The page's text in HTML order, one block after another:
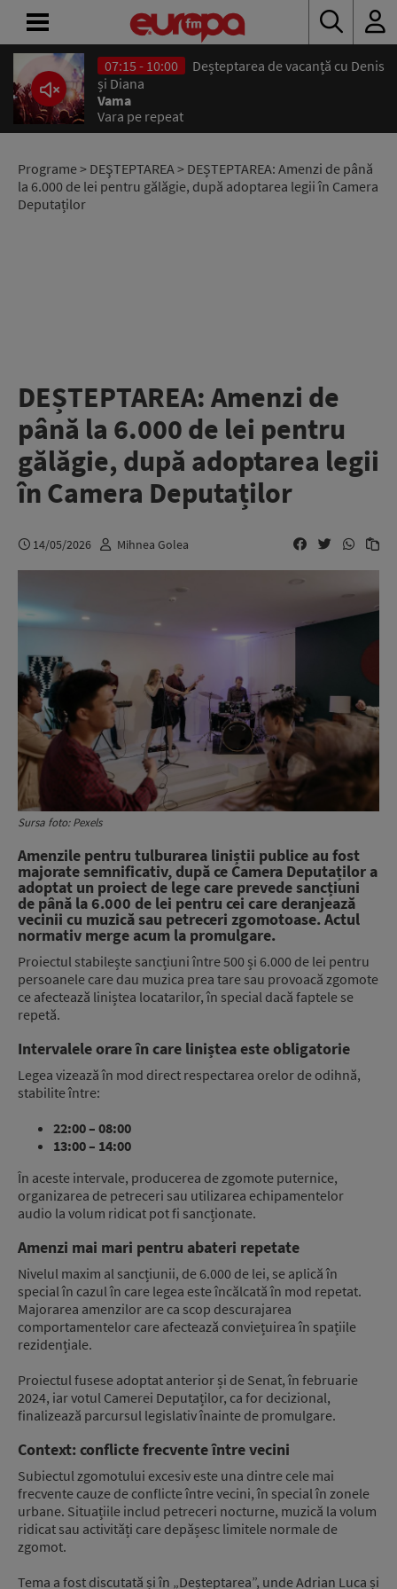
07:15 - 10:00
Deșteptarea de vacanță cu Denis
și Diana
Vama
Vara pe repeat
Programe> DEŞTEPTAREA> DEȘTEPTAREA: Amenzi de până
la 6.000 de lei pentru gălăgie, după adoptarea legii în Camera
Deputaților
DEȘTEPTAREA: Amenzi de
până la 6.000 de lei pentru
gălăgie, după adoptarea legii
în Camera Deputaților
14/05/2026 Mihnea Golea
Sursa foto: Pexels
Amenzile pentru tulburarea liniștii publice au fost
majorate semnificativ, după ce Camera Deputaților a
adoptat un proiect de lege care prevede sancțiuni
de până la 6.000 de lei pentru cei care deranjează
vecinii cu muzică sau petreceri zgomotoase. Actul
normativ merge acum la promulgare.
Proiectul stabilește sancțiuni între 500 și 6.000 de lei pentru
persoanele care dau muzica prea tare sau provoacă zgomote
ce afectează liniștea locatarilor, în special dacă faptele se
repetă.
Intervalele orare în care liniștea este obligatorie
Legea vizează în mod direct respectarea orelor de odihnă,
stabilite între:
22:00 – 08:00
13:00 – 14:00
În aceste intervale, producerea de zgomote puternice,
organizarea de petreceri sau utilizarea echipamentelor
audio la volum ridicat pot fi sancționate.
Amenzi mai mari pentru abateri repetate
Nivelul maxim al sancțiunii, de 6.000 de lei, se aplică în
special în cazul în care legea este încălcată în mod repetat.
Majorarea amenzilor are ca scop descurajarea
comportamentelor care afectează conviețuirea în spațiile
rezidențiale.
Proiectul fusese adoptat anterior și de Senat, în februarie
2024, iar votul Camerei Deputaților, ca for decizional,
finalizează parcursul legislativ înainte de promulgare.
Context: conflicte frecvente între vecini
Subiectul zgomotului excesiv este una dintre cele mai
frecvente cauze de conflicte între vecini, în special în zonele
urbane. Situațiile includ petreceri nocturne, muzică la volum
ridicat sau activități care depășesc limitele normale de
zgomot.
Tema a fost discutată și în „Deșteptarea”, unde Adrian Luca și
ACASĂ
ȘTIRI
RADIO
CONCURSURI